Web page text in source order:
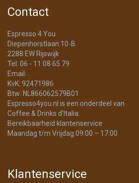
Contact
Espresso 4 You
Diepenhorstlaan 10-B
2288 EW Rijswijk
Tel: 06 - 11 08 65 79
Email:
KvK: 92471986
Btw: NL866062579B01
Espresso4you.nl is een onderdeel van
Coffee & Drinks d’Italia.
Bereikbaarheid klantenservice
Maandag t/m Vrijdag 09:00 – 17:00
Klantenservice